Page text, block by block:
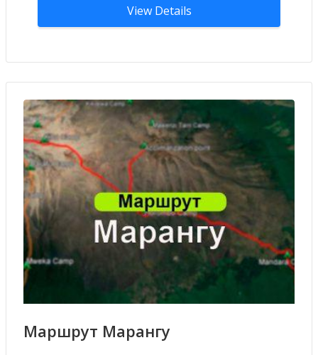
View Details
Маршрут Марангу